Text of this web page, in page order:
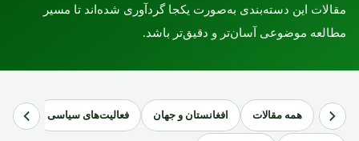
مقالات این دسته‌بندی به‌صورت یکجا گردآوری شده‌اند تا مسیر
مطالعه موضوعی آسان‌تر و دقیق‌تر باشد.
همه مقالات افغانستان و جهان فعالیت‌های سیاسی